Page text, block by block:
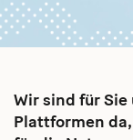
Wir sind für
Plattformen